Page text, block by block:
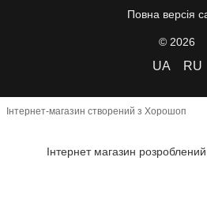
Повна версія
© 2026
UA RU
Інтернет-магазин створений з Хорошоп
Інтернет магазин